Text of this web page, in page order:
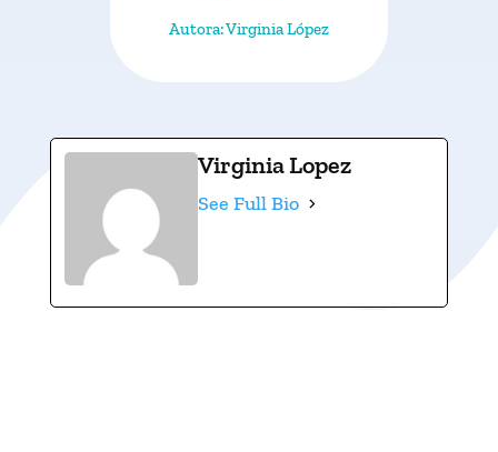
Autora: Virginia López
Virginia Lopez
See Full Bio